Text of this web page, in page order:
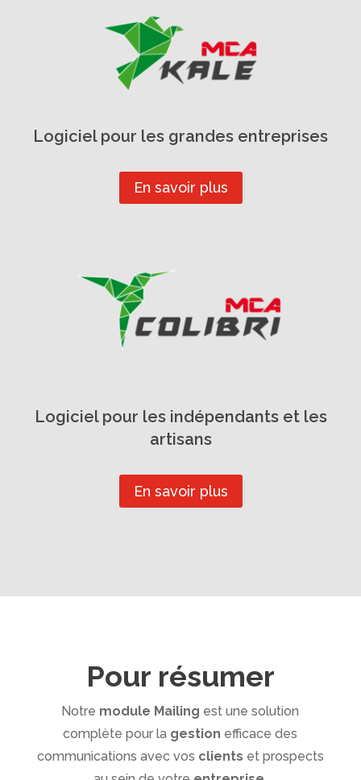
Logiciel pour les grandes entreprises
En savoir plus
Logiciel pour les indépendants et les
artisans
En savoir plus
Pour résumer
Notre module Mailing est une solution
complète pour la gestion efficace des
communications avec vos clients et prospects